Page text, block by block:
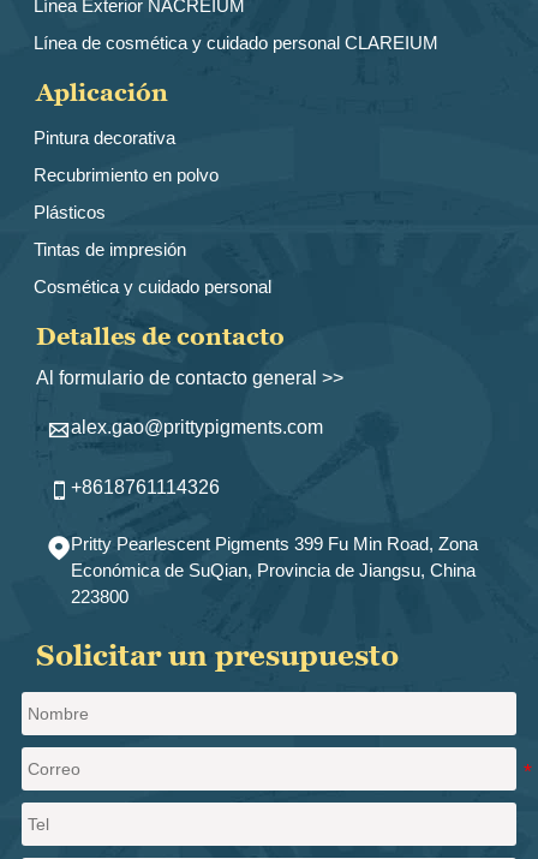
Línea Exterior NACREIUM
Línea de cosmética y cuidado personal CLAREIUM
Aplicación
Pintura decorativa
Recubrimiento en polvo
Plásticos
Tintas de impresión
Cosmética y cuidado personal
Detalles de contacto
Al formulario de contacto general >>
alex.gao@prittypigments.com
+8618761114326
Pritty Pearlescent Pigments 399 Fu Min Road, Zona
Económica de SuQian, Provincia de Jiangsu, China
223800
Solicitar un presupuesto